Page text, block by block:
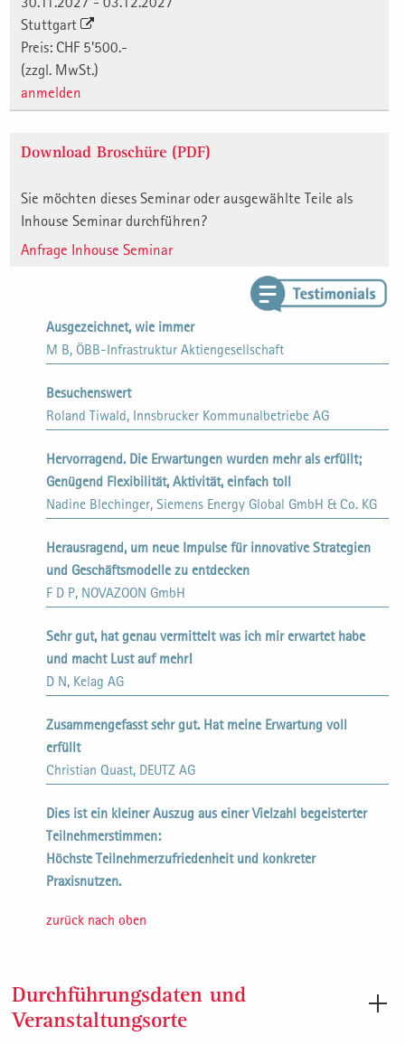
Stuttgart
Preis: CHF 5'500.-
(zzgl. MwSt.)
anmelden
Download Broschüre (PDF)
Sie möchten dieses Seminar oder ausgewählte Teile als
Inhouse Seminar durchführen?
Anfrage Inhouse Seminar
Ausgezeichnet, wie immer
M B, ÖBB-Infrastruktur Aktiengesellschaft
Besuchenswert
Roland Tiwald, Innsbrucker Kommunalbetriebe AG
Hervorragend. Die Erwartungen wurden mehr als erfüllt;
Genügend Flexibilität, Aktivität, einfach toll
Nadine Blechinger, Siemens Energy Global GmbH & Co. KG
Herausragend, um neue Impulse für innovative Strategien
und Geschäftsmodelle zu entdecken
F D P, NOVAZOON GmbH
Sehr gut, hat genau vermittelt was ich mir erwartet habe
und macht Lust auf mehr!
D N, Kelag AG
Zusammengefasst sehr gut. Hat meine Erwartung voll
erfüllt
Christian Quast, DEUTZ AG
Dies ist ein kleiner Auszug aus einer Vielzahl begeisterter
Teilnehmerstimmen:
Höchste Teilnehmerzufriedenheit und konkreter
Praxisnutzen.
zurück nach oben
Durchführungsdaten und
Veranstaltungsorte